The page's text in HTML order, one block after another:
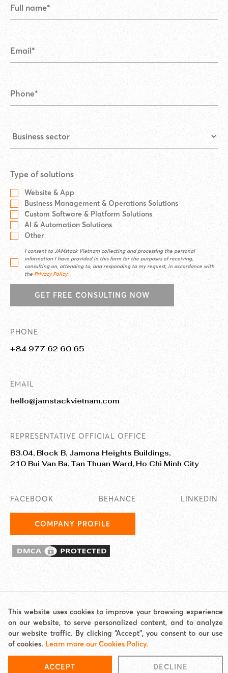
Type of solutions
Website & App
Business Management & Operations Solutions
Custom Software & Platform Solutions
AI & Automation Solutions
Other
I consent to JAMstack Vietnam collecting and processing the personal
information I have provided in this form for the purposes of receiving,
consulting on, attending to, and responding to my request, in accordance with
the Privacy Policy.
GET FREE CONSULTING NOW
PHONE
+84 977 62 60 65
EMAIL
hello@jamstackvietnam.com
REPRESENTATIVE OFFICIAL OFFICE
B3.04, Block B, Jamona Heights Buildings,
210 Bui Van Ba, Tan Thuan Ward, Ho Chi Minh City
FACEBOOK BEHANCE LINKEDIN
COMPANY PROFILE
© 2025 EASY AI TECHNOLOGY CO., LTD. JAMstack Vietnam is a
brand/unit under Easy AI.
Address: Jamona Heights, 210 Bui Van Ba, Tan Thuan Ward, HCMC Email:
hello@jamstackvietnam.com Hotline: 0977 62 60 65
Cookies Policy
| Site map
This website uses cookies to improve your browsing experience
on our website, to serve personalized content, and to analyze
our website traffic. By clicking “Accept”, you consent to our use
of cookies. Learn more our Cookies Policy.
ACCEPT DECLINE